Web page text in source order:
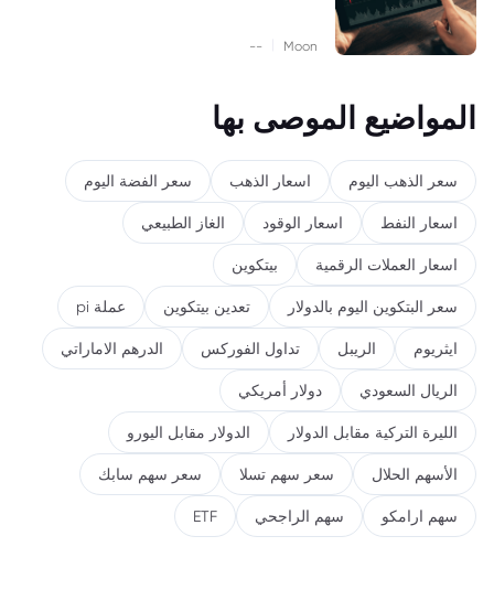
Moon
--
المواضيع الموصى بها
سعر الذهب اليوم اسعار الذهب سعر الفضة اليوم
اسعار النفط اسعار الوقود الغاز الطبيعي
اسعار العملات الرقمية بيتكوين
سعر البتكوين اليوم بالدولار تعدين بيتكوين عملة pi
ايثريوم الريبل تداول الفوركس الدرهم الاماراتي
الريال السعودي دولار أمريكي
الليرة التركية مقابل الدولار الدولار مقابل اليورو
الأسهم الحلال سعر سهم تسلا سعر سهم سابك
سهم ارامكو سهم الراجحي ETF